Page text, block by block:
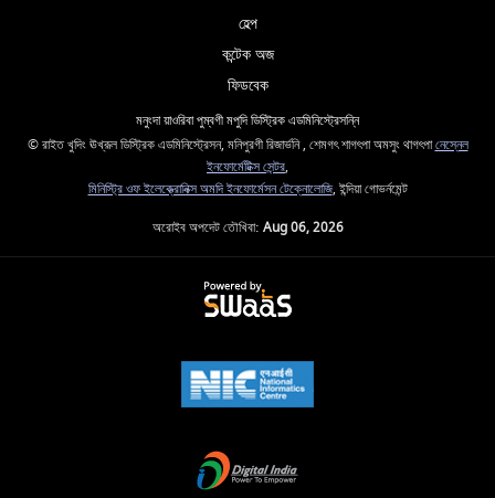
হেল্প
কন্টেক অজ
ফিডবেক
মনুংদা য়াওরিবা পুম্বগী মপুদি ডিস্ট্রিক এডমিনিস্ট্রেসন্নি
© রাইত খুদিং ঊখ্রূল ডিস্ট্রিক এডমিনিস্ট্রেসন, মনিপুরগী রিজার্ভনি , শেমগৎ শাগৎপা অমসুং থাগৎপানেস্নেল
ইনফোর্মেটিক্স সেন্টর,
মিনিস্ট্রি ওফ ইলেক্ত্রোনিক্স অমদি ইনফোর্মেসন টেক্নোলোজি, ইন্দিয়া গোভর্নমেন্ট
অরোইব অপদেট তৌখিবা: Aug 06, 2026